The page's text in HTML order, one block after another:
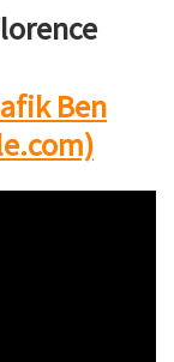
Ben